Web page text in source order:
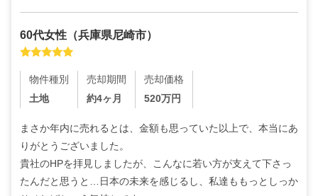
60代女性 （兵庫県尼崎市）
物件種別
土地
売却期間
約4ヶ月
売却価格
520万円
まさか年内に売れるとは、金額も思っていた以上で、本当にあ
りがとうございました。
貴社のHPを拝見しましたが、こんなに若い方が支えて下さっ
たんだと思うと…日本の未来を感じるし、私達ももっとしっか